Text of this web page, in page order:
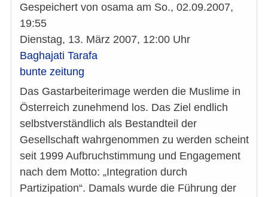
Gespeichert von osama am So., 02.09.2007,
19:55
Dienstag, 13. März 2007, 12:00 Uhr
Baghajati Tarafa
bunte zeitung
Das Gastarbeiterimage werden die Muslime in
Österreich zunehmend los. Das Ziel endlich
selbstverständlich als Bestandteil der
Gesellschaft wahrgenommen zu werden scheint
seit 1999 Aufbruchstimmung und Engagement
nach dem Motto: „Integration durch
Partizipation“. Damals wurde die Führung der